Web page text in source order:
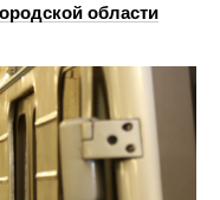
области